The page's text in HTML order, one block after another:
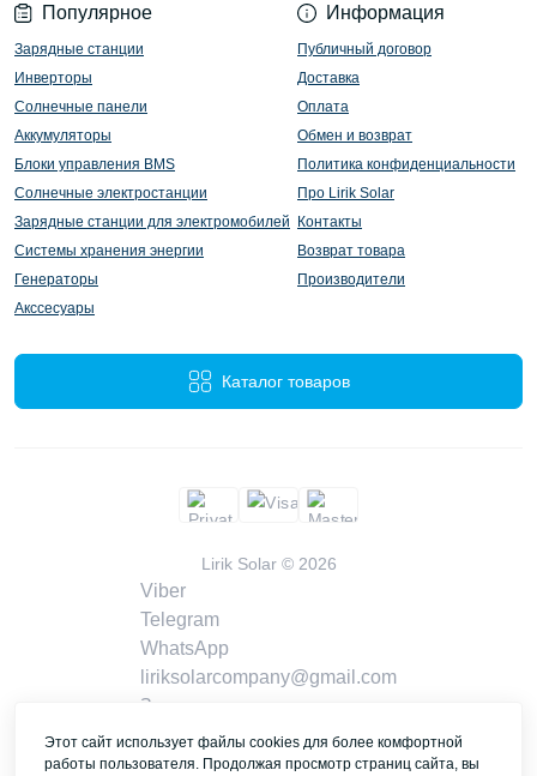
Популярное
Зарядные станции
Инверторы
Солнечные панели
Аккумуляторы
Блоки управления BMS
Солнечные электростанции
Зарядные станции для электромобилей
Системы хранения энергии
Генераторы
Акссесуары
Информация
Публичный договор
Доставка
Оплата
Обмен и возврат
Политика конфиденциальности
Про Lirik Solar
Контакты
Возврат товара
Производители
Каталог товаров
Lirik Solar © 2026
Viber
Telegram
WhatsApp
liriksolarcompany@gmail.com
Заказать звонок
Контакты
Этот сайт использует файлы cookies для более комфортной
работы пользователя. Продолжая просмотр страниц сайта, вы